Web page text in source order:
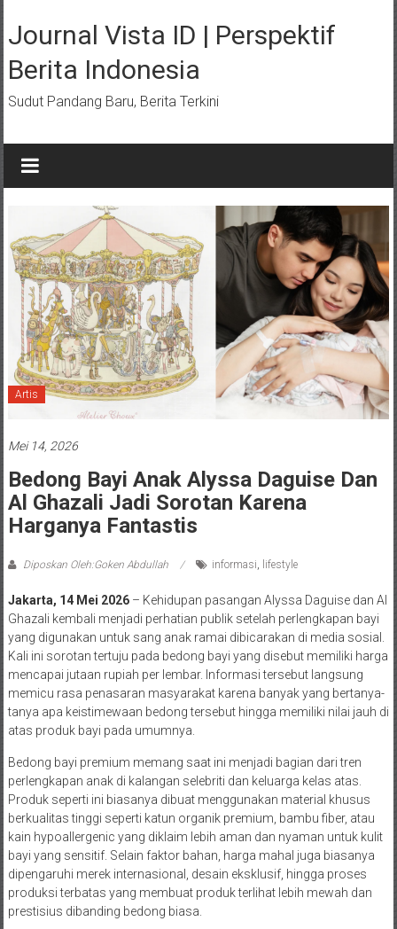
konten
Journal Vista ID | Perspektif
Berita Indonesia
Sudut Pandang Baru, Berita Terkini
Artis
Mei 14, 2026
Bedong Bayi Anak Alyssa Daguise Dan
Al Ghazali Jadi Sorotan Karena
Harganya Fantastis
Diposkan Oleh:Goken Abdullah informasi lifestyle
Jakarta, 14 Mei 2026– Kehidupan pasangan Alyssa Daguise dan Al
Ghazali kembali menjadi perhatian publik setelah perlengkapan bayi
yang digunakan untuk sang anak ramai dibicarakan di media sosial.
Kali ini sorotan tertuju pada bedong bayi yang disebut memiliki harga
mencapai jutaan rupiah per lembar. Informasi tersebut langsung
memicu rasa penasaran masyarakat karena banyak yang bertanya-
tanya apa keistimewaan bedong tersebut hingga memiliki nilai jauh di
atas produk bayi pada umumnya.
Bedong bayi premium memang saat ini menjadi bagian dari tren
perlengkapan anak di kalangan selebriti dan keluarga kelas atas.
Produk seperti ini biasanya dibuat menggunakan material khusus
berkualitas tinggi seperti katun organik premium, bambu fiber, atau
kain hypoallergenic yang diklaim lebih aman dan nyaman untuk kulit
bayi yang sensitif. Selain faktor bahan, harga mahal juga biasanya
dipengaruhi merek internasional, desain eksklusif, hingga proses
produksi terbatas yang membuat produk terlihat lebih mewah dan
prestisius dibanding bedong biasa.